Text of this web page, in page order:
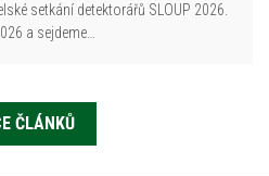
setkání detektorářů SLOUP 2026.
a sejdeme…
ČLÁNKŮ